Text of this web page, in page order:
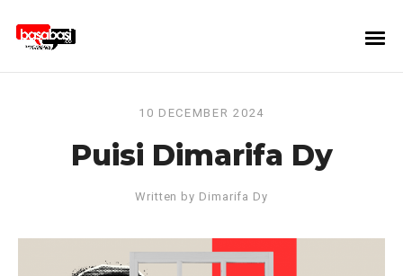
10 DECEMBER 2024
Puisi Dimarifa Dy
Written by Dimarifa Dy